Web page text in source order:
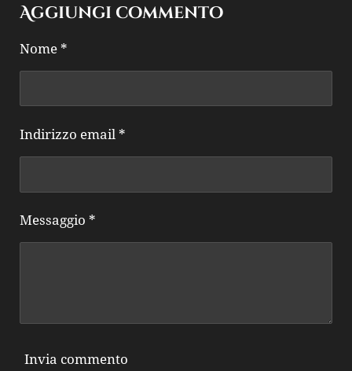
Aggiungi commento
Nome *
Indirizzo email *
Messaggio *
Invia commento